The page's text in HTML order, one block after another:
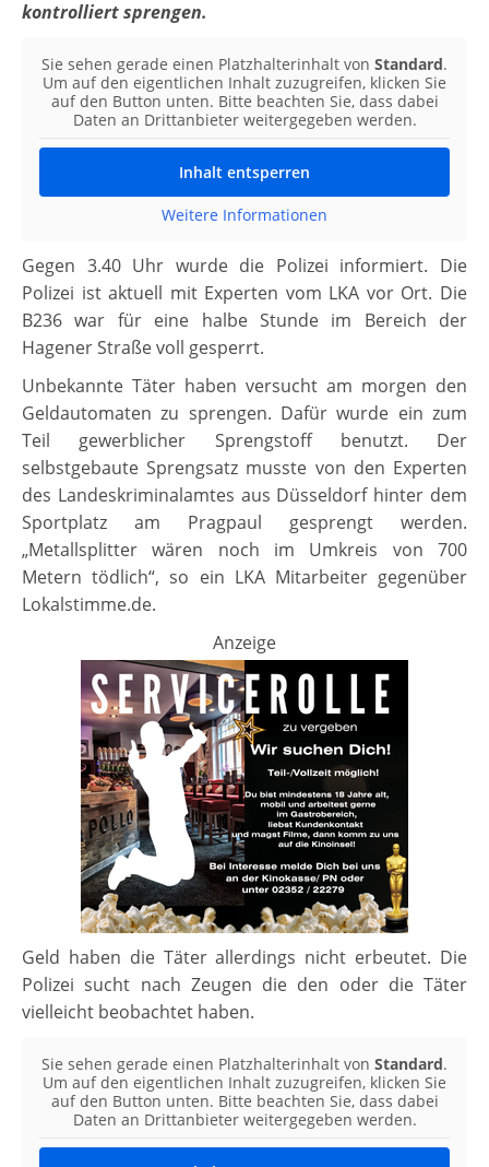
kontrolliert sprengen.
Sie sehen gerade einen Platzhalterinhalt von Standard.
Um auf den eigentlichen Inhalt zuzugreifen, klicken Sie
auf den Button unten. Bitte beachten Sie, dass dabei
Daten an Drittanbieter weitergegeben werden.
Inhalt entsperren
Weitere Informationen
Gegen 3.40 Uhr wurde die Polizei informiert. Die
Polizei ist aktuell mit Experten vom LKA vor Ort. Die
B236 war für eine halbe Stunde im Bereich der
Hagener Straße voll gesperrt.
Unbekannte Täter haben versucht am morgen den
Geldautomaten zu sprengen. Dafür wurde ein zum
Teil gewerblicher Sprengstoff benutzt. Der
selbstgebaute Sprengsatz musste von den Experten
des Landeskriminalamtes aus Düsseldorf hinter dem
Sportplatz am Pragpaul gesprengt werden.
„Metallsplitter wären noch im Umkreis von 700
Metern tödlich“, so ein LKA Mitarbeiter gegenüber
Lokalstimme.de.
Anzeige
Geld haben die Täter allerdings nicht erbeutet. Die
Polizei sucht nach Zeugen die den oder die Täter
vielleicht beobachtet haben.
Sie sehen gerade einen Platzhalterinhalt von Standard.
Um auf den eigentlichen Inhalt zuzugreifen, klicken Sie
auf den Button unten. Bitte beachten Sie, dass dabei
Daten an Drittanbieter weitergegeben werden.